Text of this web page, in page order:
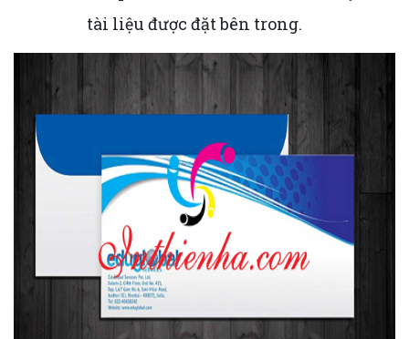
tài liệu được đặt bên trong.